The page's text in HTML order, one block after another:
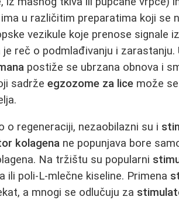
ima u različitim preparatima koji se
vezikule koje prenose signale
je reč o podmlađivanju i
postiže se ubrzana obnova i
sadržeegzozome za lice može
o regeneraciji, nezaobilazni su i
kolagena ne popunjava bore
Na tržištu su popularni
ili poli-L-mlečne kiseline. Primena
a mnogi se odlučuju za